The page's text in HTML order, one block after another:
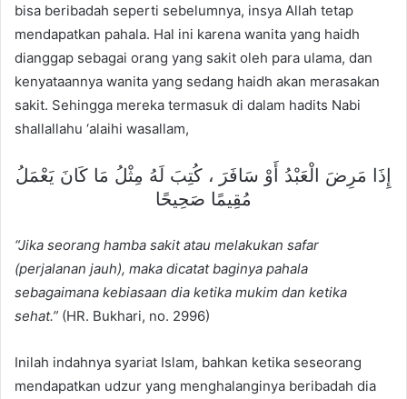
bisa beribadah seperti sebelumnya, insya Allah tetap
mendapatkan pahala. Hal ini karena wanita yang haidh
dianggap sebagai orang yang sakit oleh para ulama, dan
kenyataannya wanita yang sedang haidh akan merasakan
sakit. Sehingga mereka termasuk di dalam hadits Nabi
shallallahu ‘alaihi wasallam,
إِذَا مَرِضَ الْعَبْدُ أَوْ سَافَرَ ، كُتِبَ لَهُ مِثْلُ مَا كَانَ يَعْمَلُ
مُقِيمًا صَحِيحًا
“Jika seorang hamba sakit atau melakukan safar
(perjalanan jauh), maka dicatat baginya pahala
sebagaimana kebiasaan dia ketika mukim dan ketika
sehat.” (HR. Bukhari, no. 2996)
Inilah indahnya syariat Islam, bahkan ketika seseorang
mendapatkan udzur yang menghalanginya beribadah dia